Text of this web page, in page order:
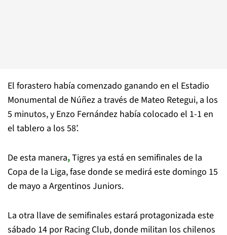
El forastero había comenzado ganando en el Estadio
Monumental de Núñez a través de Mateo Retegui, a los
5 minutos, y Enzo Fernández había colocado el 1-1 en
el tablero a los 58’.
De esta manera,Tigres ya está en semifinales de la
Copa de la Liga, fase donde se medirá este domingo 15
de mayo a Argentinos Juniors.
La otra llave de semifinales estará protagonizada este
sábado 14 por Racing Club, donde militan los chilenos